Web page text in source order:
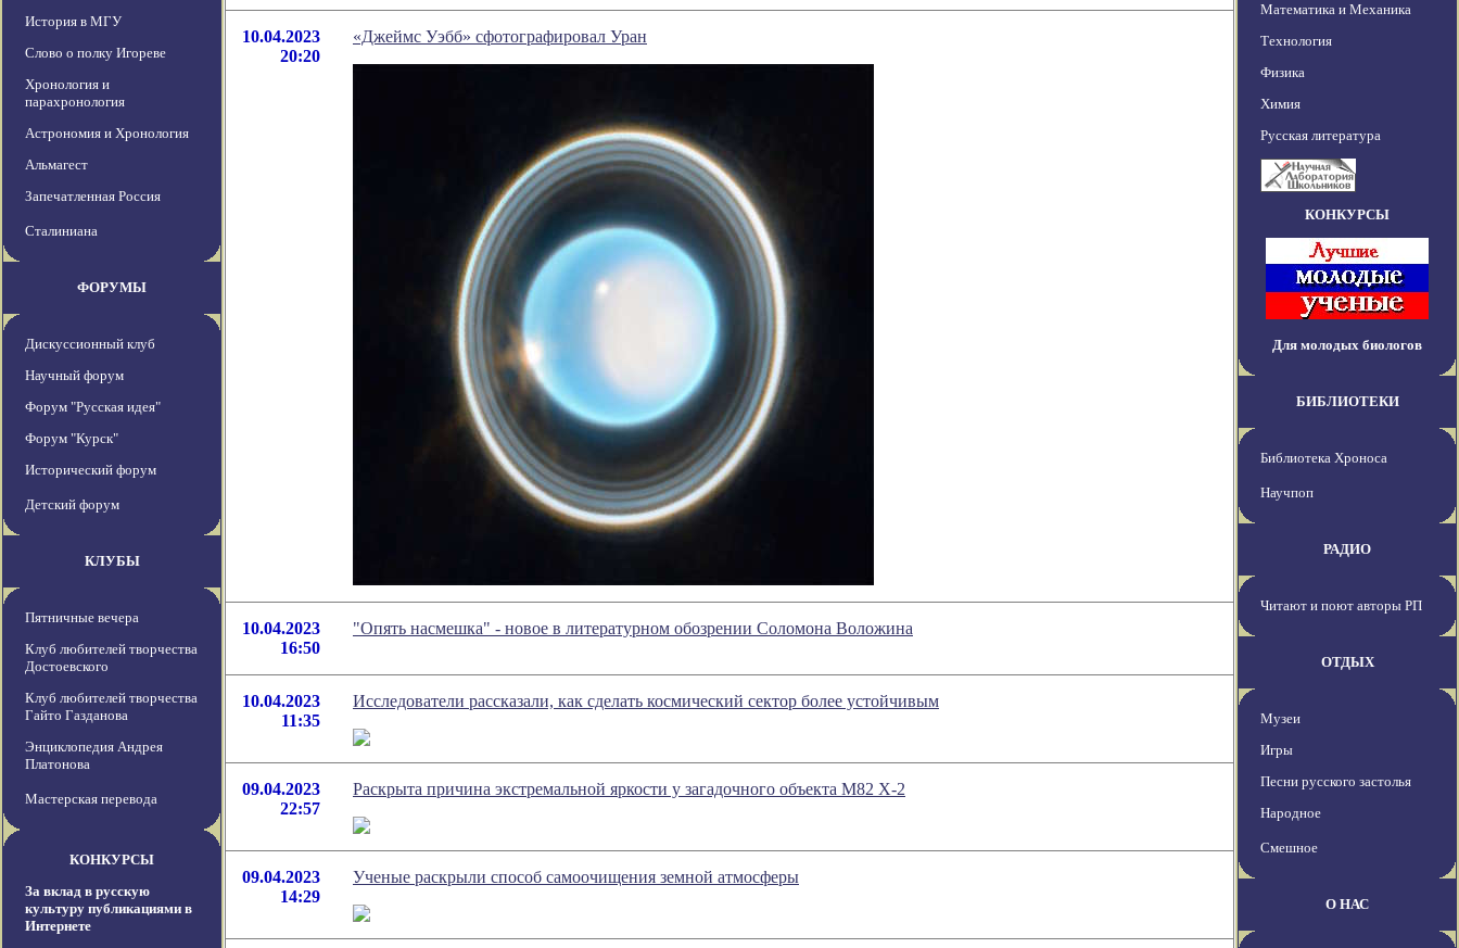
История в МГУ
Слово о полку Игореве
Хронология и
парахронология
Астрономия и Хронология
Альмагест
Запечатленная Россия
Сталиниана
ФОРУМЫ
Дискуссионный клуб
Научный форум
Форум "Русская идея"
Форум "Курск"
Исторический форум
Детский форум
КЛУБЫ
Пятничные вечера
Клуб любителей творчества
Достоевского
Клуб любителей творчества
Гайто Газданова
Энциклопедия Андрея
Платонова
Мастерская перевода
КОНКУРСЫ
За вклад в русскую
культуру публикациями в
Интернете
10.04.2023
20:20
«Джеймс Уэбб» сфотографировал Уран
10.04.2023
16:50
"Опять насмешка" - новое в литературном обозрении Соломона Воложина
10.04.2023
11:35
Исследователи рассказали, как сделать космический сектор более устойчивым
09.04.2023
22:57
Раскрыта причина экстремальной яркости у загадочного объекта M82 X-2
09.04.2023
14:29
Ученые раскрыли способ самоочищения земной атмосферы
Математика и Механика
Технология
Физика
Химия
Русская литература
КОНКУРСЫ
Для молодых биологов
БИБЛИОТЕКИ
Библиотека Хроноса
Научпоп
РАДИО
Читают и поют авторы РП
ОТДЫХ
Музеи
Игры
Песни русского застолья
Народное
Смешное
О НАС